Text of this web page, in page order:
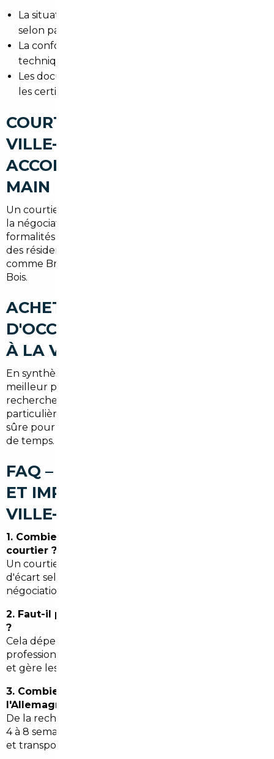
La situation TVA du véhicule (neuf ou occasion
selon pays).
La conformité aux normes françaises et le contrôle
technique.
Les documents nécessaires pour la carte grise et
les certificats de cession.
COURTIER AUTOMOBILE LA
VILLE-DU-BOIS : UN
ACCOMPAGNEMENT CLÉ EN
MAIN
Un courtier local assure la recherche, la vérification,
la négociation, le transport et l'ensemble des
formalités jusqu'à la livraison. Ce service facilite la vie
des résidents du 91 et des communes voisines
comme Brétigny-sur-Orge ou Sainte-Geneviève-des-
Bois.
ACHETER UNE VOITURE
D'OCCASION AU MEILLEUR PRIX
À LA VILLE-DU-BOIS
En synthèse, pour acheter une voiture d'occasion au
meilleur prix, combinez l'expertise d'un courtier, une
recherche européenne ciblée et une attention
particulière aux coûts cachés. C'est la solution la plus
sûre pour profiter d'un véhicule fiable sans perdre
de temps.
FAQ – COURTIER AUTOMOBILE
ET IMPORT DE VOITURE À LA
VILLE-DU-BOIS
1. Combien économise-t-on en passant par un
courtier ?
Un courtier peut obtenir plusieurs milliers d'euros
d'écart selon le modèle et le pays d'origine grâce aux
négociations et à l'accès au stock européen.
2. Faut-il payer la TVA pour une voiture importée
?
Cela dépend du pays et de l'âge du véhicule. Un
professionnel vous informe sur les règles applicables
et gère les formalités.
3. Combien de temps prend l'import depuis
l'Allemagne ?
De la recherche à la livraison, comptez généralement
4 à 8 semaines selon disponibilité, contrôle technique
et transport.